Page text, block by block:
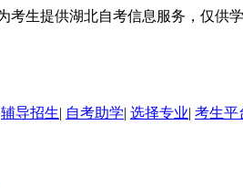
考生提供湖北自考信息服务，仅供
辅导招生| 自考助学| 选择专业| 考生平